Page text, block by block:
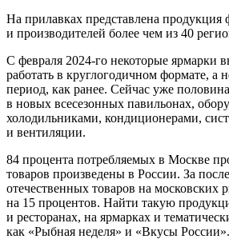
На прилавках представлена продукция
и производителей более чем из 40
С февраля 2024-го некоторые ярмарки
работать в круглогодичном формате, а
период, как ранее. Сейчас уже
в новых всесезонных павильонах,
холодильниками, кондиционерами,
и вентиляции.
84 процента потребляемых в Москве
товаров произведены в России. За
отечественных товаров на московских
на 15 процентов. Найти такую
и ресторанах, на ярмарках и
как «Рыбная неделя» и «Вкусы России».